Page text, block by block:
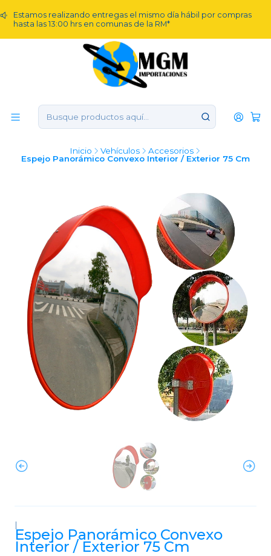
Estamos realizando entregas el mismo día hábil por compras
hasta las 13:00 hrs en comunas de la RM*
Inicio Vehículos
Accesorios
Espejo Panorámico Convexo Interior / Exterior 75 Cm
|
Espejo Panorámico Convexo
Interior / Exterior 75 Cm